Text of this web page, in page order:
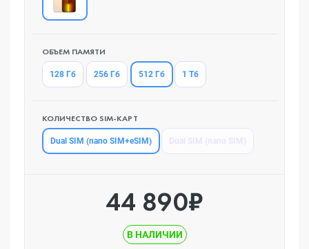
ОБЪЕМ ПАМЯТИ
128 Гб 256 Гб 512 Гб 1 Тб
КОЛИЧЕСТВО SIM-КАРТ
Dual SIM (nano SIM+eSIM)
44 890₽
В НАЛИЧИИ